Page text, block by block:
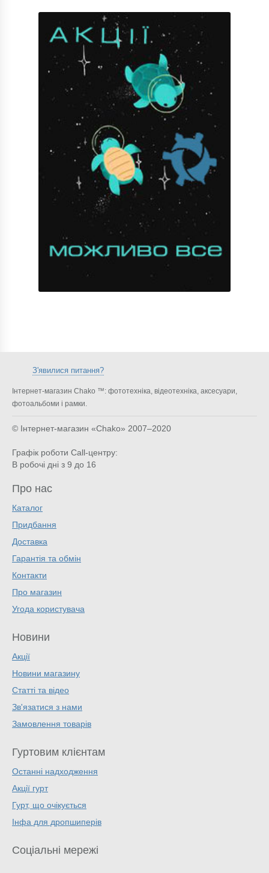
З'явилися питання?
Інтернет-магазин Chako ™: фототехніка, відеотехніка, аксесуари,
фотоальбоми і рамки.
© Інтернет-магазин «Chako» 2007–2020
Графік роботи Call-центру:
В робочі дні з 9 до 16
Про нас
Каталог
Придбання
Доставка
Гарантія та обмін
Контакти
Про магазин
Угода користувача
Новини
Акції
Новини магазину
Статті та відео
Зв'язатися з нами
Замовлення товарів
Гуртовим клієнтам
Останні надходження
Акції гурт
Гурт, що очікується
Інфа для дропшиперів
Соціальні мережі